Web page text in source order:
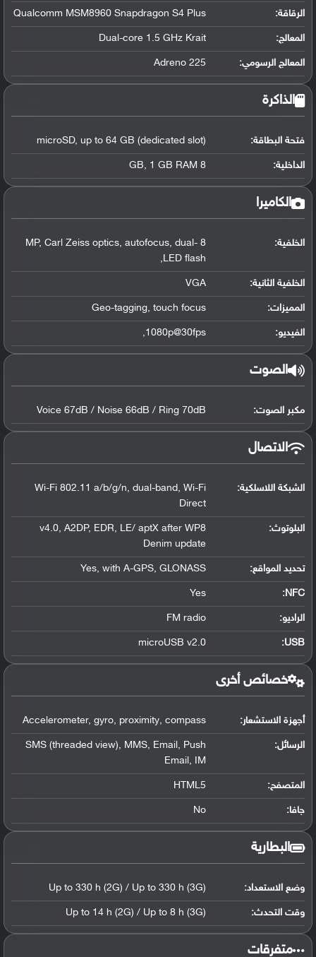
الرقاقة:
Qualcomm MSM8960 Snapdragon S4 Plus
المعالج:
Dual-core 1.5 GHz Krait
المعالج الرسومي:
Adreno 225
الذاكرة
فتحة البطاقة: microSD, up to 64 GB (dedicated slot)
الداخلية: 8 GB, 1 GB RAM
الكاميرا
الخلفية:
8 MP, Carl Zeiss optics, autofocus, dual-
LED flash,
الخلفية الثانية: VGA
المميزات: Geo-tagging, touch focus
الفيديو: 1080p@30fps,
الصوت
مكبر الصوت: Voice 67dB / Noise 66dB / Ring 70dB
الاتصال
الشبكة اللاسلكية:
Wi-Fi 802.11 a/b/g/n, dual-band, Wi-Fi
Direct
البلوتوث:
v4.0, A2DP, EDR, LE/ aptX after WP8
Denim update
تحديد المواقع:
Yes, with A-GPS, GLONASS
NFC
:
Yes
الراديو: FM radio
USB
:
microUSB v2.0
خصائص أخرى
أجهزة الاستشعار: Accelerometer, gyro, proximity, compass
الرسائل:
SMS (threaded view), MMS, Email, Push
Email, IM
المتصفح: HTML5
جافا: No
البطارية
وضع الاستعداد: Up to 330 h (2G) / Up to 330 h (3G)
وقت التحدث: Up to 14 h (2G) / Up to 8 h (3G)
‏متفرقات‏